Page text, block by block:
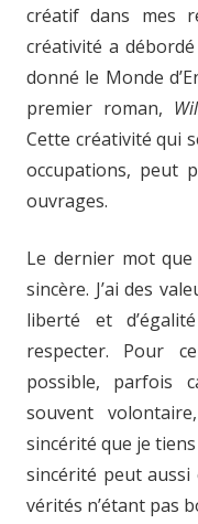
créatif dans mes
créativité a
donné le Monde
premier roman,
Cette créativité qui
occupations, peut
ouvrages.
Le dernier mot
sincère. J’ai des
liberté et
respecter. Pour
possible, parfois
souvent
sincérité que je
sincérité peut aussi
vérités n’étant pas